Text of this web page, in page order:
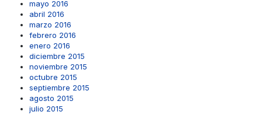
mayo 2016
abril 2016
marzo 2016
febrero 2016
enero 2016
diciembre 2015
noviembre 2015
octubre 2015
septiembre 2015
agosto 2015
julio 2015